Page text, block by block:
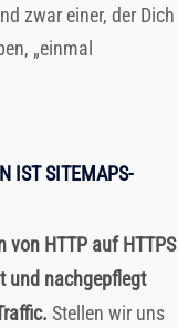
zwar einer, der Dich
„einmal
IST SITEMAPS-
von HTTP auf HTTPS
und nachgepflegt
Stellen wir uns